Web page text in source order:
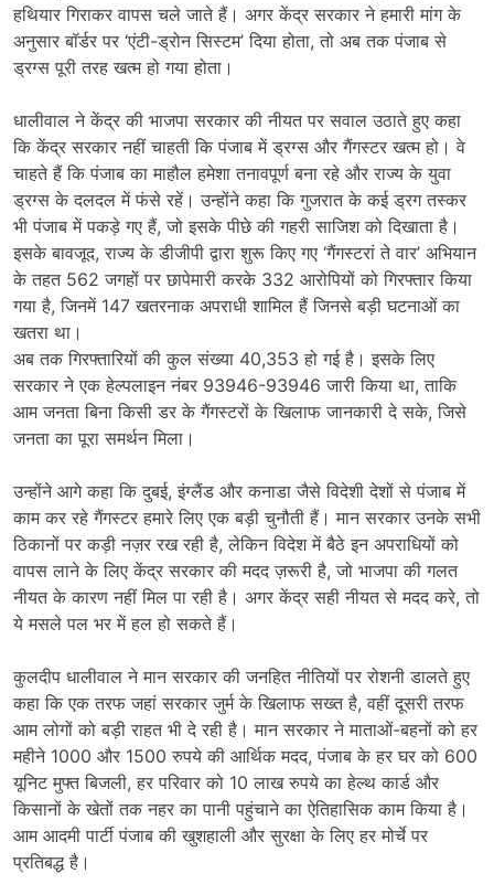
हथियार गिराकर वापस चले जाते हैं। अगर केंद्र सरकार ने हमारी मांग के
अनुसार बॉर्डर पर ‘एंटी-ड्रोन सिस्टम’ दिया होता, तो अब तक पंजाब से
ड्रग्स पूरी तरह खत्म हो गया होता।
धालीवाल ने केंद्र की भाजपा सरकार की नीयत पर सवाल उठाते हुए कहा
कि केंद्र सरकार नहीं चाहती कि पंजाब में ड्रग्स और गैंगस्टर खत्म हो। वे
चाहते हैं कि पंजाब का माहौल हमेशा तनावपूर्ण बना रहे और राज्य के युवा
ड्रग्स के दलदल में फंसे रहें। उन्होंने कहा कि गुजरात के कई ड्रग तस्कर
भी पंजाब में पकड़े गए हैं, जो इसके पीछे की गहरी साजिश को दिखाता है।
इसके बावजूद, राज्य के डीजीपी द्वारा शुरू किए गए ‘गैंगस्टरां ते वार’ अभियान
के तहत 562 जगहों पर छापेमारी करके 332 आरोपियों को गिरफ्तार किया
गया है, जिनमें 147 खतरनाक अपराधी शामिल हैं जिनसे बड़ी घटनाओं का
खतरा था।
अब तक गिरफ्तारियों की कुल संख्या 40,353 हो गई है। इसके लिए
सरकार ने एक हेल्पलाइन नंबर 93946-93946 जारी किया था, ताकि
आम जनता बिना किसी डर के गैंगस्टरों के खिलाफ जानकारी दे सके, जिसे
जनता का पूरा समर्थन मिला।
उन्होंने आगे कहा कि दुबई, इंग्लैंड और कनाडा जैसे विदेशी देशों से पंजाब में
काम कर रहे गैंगस्टर हमारे लिए एक बड़ी चुनौती हैं। मान सरकार उनके सभी
ठिकानों पर कड़ी नज़र रख रही है, लेकिन विदेश में बैठे इन अपराधियों को
वापस लाने के लिए केंद्र सरकार की मदद ज़रूरी है, जो भाजपा की गलत
नीयत के कारण नहीं मिल पा रही है। अगर केंद्र सही नीयत से मदद करे, तो
ये मसले पल भर में हल हो सकते हैं।
कुलदीप धालीवाल ने मान सरकार की जनहित नीतियों पर रोशनी डालते हुए
कहा कि एक तरफ जहां सरकार जुर्म के खिलाफ सख्त है, वहीं दूसरी तरफ
आम लोगों को बड़ी राहत भी दे रही है। मान सरकार ने माताओं-बहनों को हर
महीने 1000 और 1500 रुपये की आर्थिक मदद, पंजाब के हर घर को 600
यूनिट मुफ्त बिजली, हर परिवार को 10 लाख रुपये का हेल्थ कार्ड और
किसानों के खेतों तक नहर का पानी पहुंचाने का ऐतिहासिक काम किया है।
आम आदमी पार्टी पंजाब की खुशहाली और सुरक्षा के लिए हर मोर्चे पर
प्रतिबद्ध है।